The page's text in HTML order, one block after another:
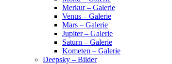
Merkur – Galerie
Venus – Galerie
Mars – Galerie
Jupiter – Galerie
Saturn – Galerie
Kometen – Galerie
Deepsky – Bilder